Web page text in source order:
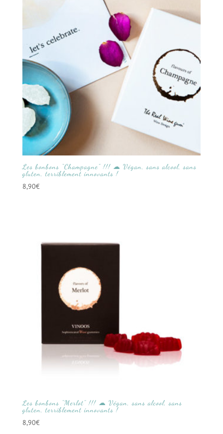
Les bonbons “Champagne” !!! ☁ Végan, sans alcool, sans
gluten, terriblement innovants !
8,90€
Les bonbons “Merlot” !!! ☁ Végan, sans alcool, sans
gluten, terriblement innovants !
8,90€